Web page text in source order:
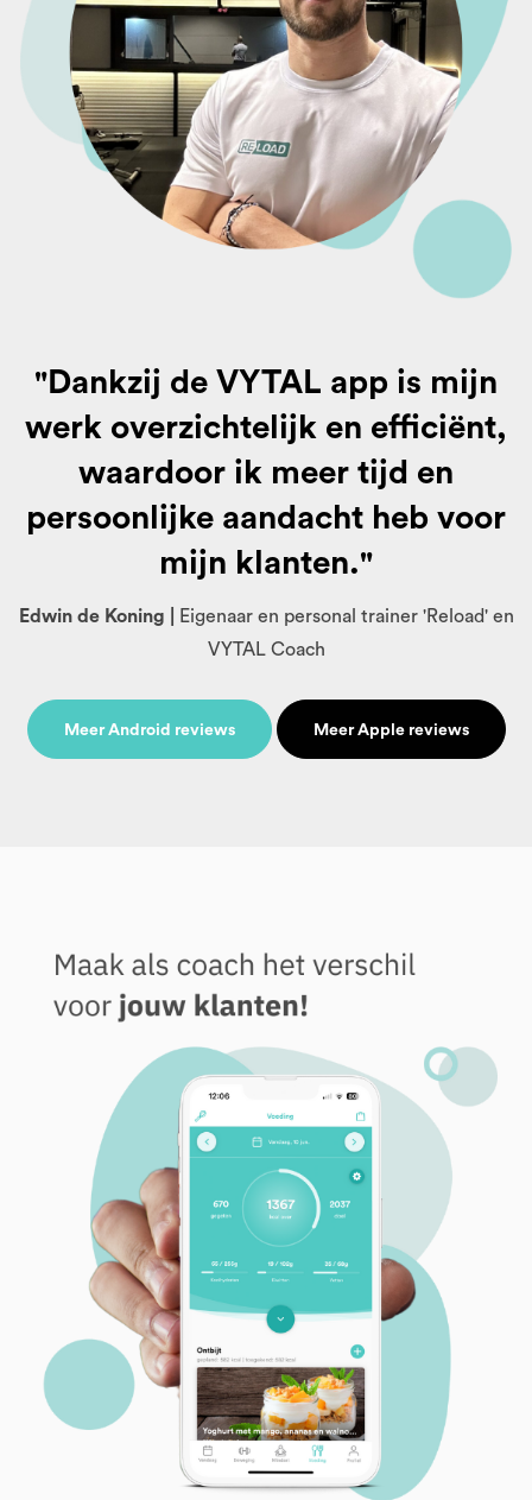
"Dankzij de VYTAL app is mijn
werk overzichtelijk en efficiënt,
waardoor ik meer tijd en
persoonlijke aandacht heb voor
mijn klanten."
Edwin de Koning |
Eigenaar en personal trainer 'Reload' en
VYTAL Coach
Meer Android reviews Meer Apple reviews